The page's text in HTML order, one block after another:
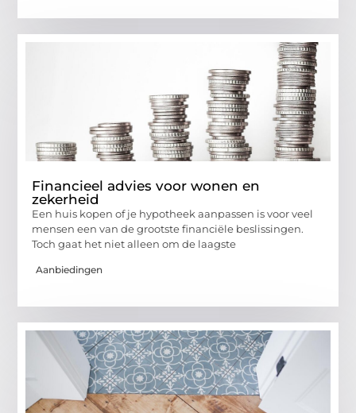
Financieel advies voor wonen en
zekerheid
Een huis kopen of je hypotheek aanpassen is voor veel
mensen een van de grootste financiële beslissingen.
Toch gaat het niet alleen om de laagste
Aanbiedingen